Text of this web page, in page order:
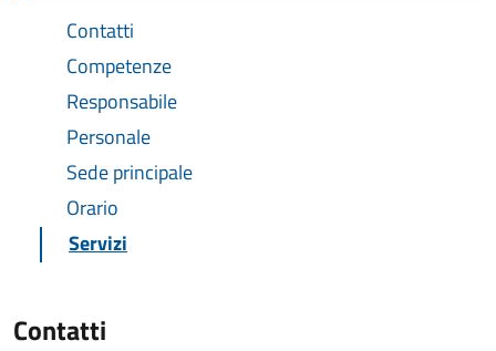
Contatti
Competenze
Responsabile
Personale
Sede principale
Orario
Servizi
Contatti